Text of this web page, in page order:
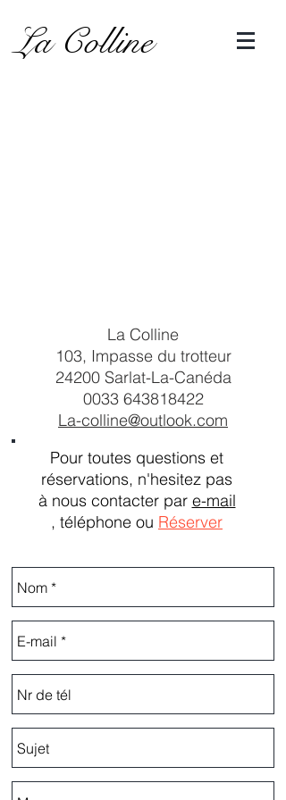
La Colline
La Colline
103, Impasse du trotteur
24200 Sarlat-La-Canéda
0033 643818422
La-colline@outlook.com
Pour toutes questions et
réservations, n'hesitez pas
à nous contacter par e-mail
, téléphone ou Réserver